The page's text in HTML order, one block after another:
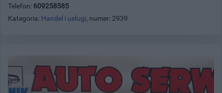
Telefon: 609258585
Kategoria: Handel i usługi, numer: 2939